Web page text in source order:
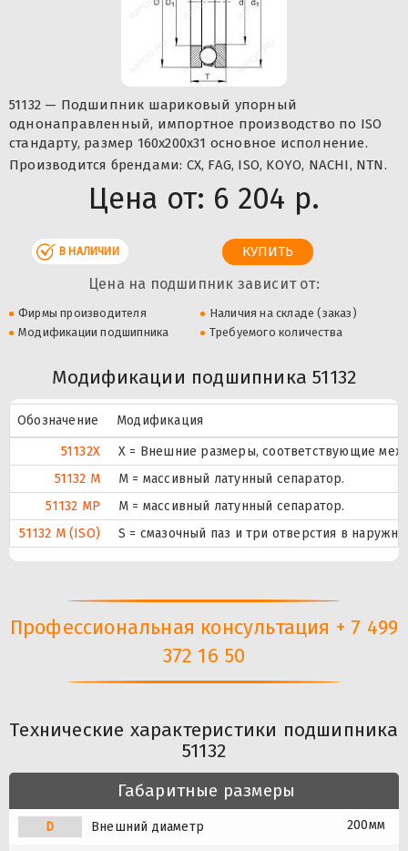
51132 — Подшипник шариковый упорный
однонаправленный, импортное производство по ISO
стандарту, размер 160x200x31 основное исполнение.
Производится брендами: CX, FAG, ISO, KOYO, NACHI, NTN.
Цена от: 6 204 р.
В НАЛИЧИИ
Цена на подшипник зависит от:
Фирмы производителя
Наличия на складе (заказ)
Модификации подшипника
Требуемого количества
Модификации подшипника 51132
Обозначение
Модификация
51132X
X = Внешние размеры, соответствующие
51132 M
M = массивный латунный сепаратор.
51132 MP
M = массивный латунный сепаратор.
51132 M (ISO)
S = смазочный паз и три отверстия в
Профессиональная консультация + 7 499
372 16 50
Технические характеристики подшипника
51132
Габаритные размеры
D Внешний диаметр 200мм